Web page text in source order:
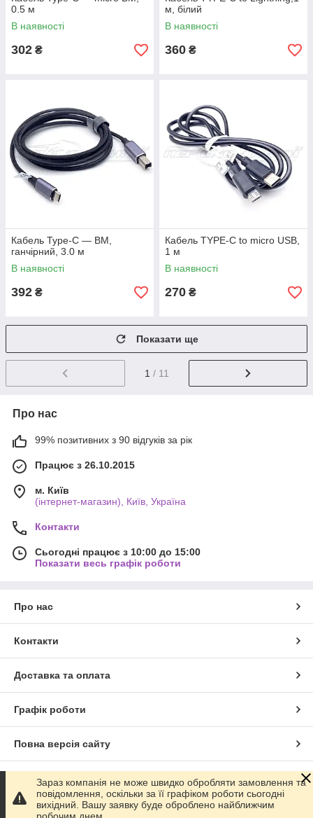
0.5 м
В наявності
302 ₴
м, білий
В наявності
360 ₴
Кабель Type-C — BM,
ганчірний, 3.0 м
В наявності
392 ₴
Кабель TYPE-C to micro USB,
1 м
В наявності
270 ₴
Показати ще
1 / 11
Про нас
99% позитивних з 90 відгуків за рік
Працює з 26.10.2015
м. Київ
(інтернет-магазин), Київ, Україна
Контакти
Сьогодні працює з 10:00 до 15:00
Показати весь графік роботи
Про нас
Контакти
Доставка та оплата
Графік роботи
Повна версія сайту
Сайт створено на маркетплейсі Prom.ua
Політика конфіденційності
Зараз компанія не може швидко обробляти замовлення та
повідомлення, оскільки за її графіком роботи сьогодні
вихідний. Вашу заявку буде оброблено найближчим